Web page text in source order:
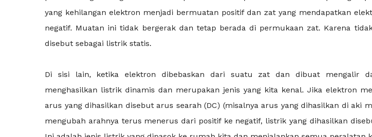
yang kehilangan elektron menjadi bermuatan positif dan zat yang mendapatkan
negatif. Muatan ini tidak bergerak dan tetap berada di permukaan zat. Karena
disebut sebagai listrik statis.
Di sisi lain, ketika elektron dibebaskan dari suatu zat dan dibuat mengalir
menghasilkan listrik dinamis dan merupakan jenis yang kita kenal. Jika elektron
arus yang dihasilkan disebut arus searah (DC) (misalnya arus yang dihasilkan di aki
mengubah arahnya terus menerus dari positif ke negatif, listrik yang dihasilkan